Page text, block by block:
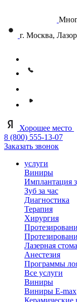
г. Москва,
Хорошее место
8 (800) 555-13-07
Заказать звонок
услуги
Виниры
Имплантация
Зуб за час
Диагностика
Терапия
Хирургия
Лазерная
Анестезия
Программы
Все услуги
Виниры
Виниры E-max